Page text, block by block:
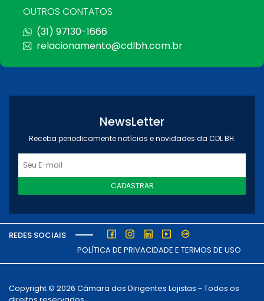
OUTROS CONTATOS
(31) 97130-1666
relacionamento@cdlbh.com.br
NewsLetter
Receba periodicamente notícias e novidades da CDL BH.
CADASTRAR
REDES SOCIAIS
POLÍTICA DE PRIVACIDADE E TERMOS DE USO
Copyright © 2026 Câmara dos Dirigentes Lojistas - Todos os